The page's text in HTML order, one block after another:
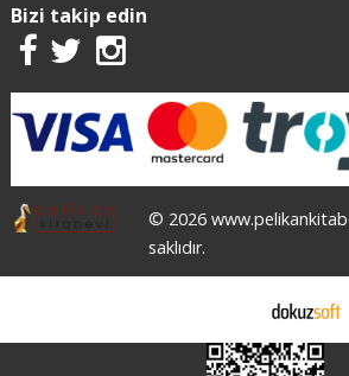
Bizi takip edin
© 2026
saklıdır.